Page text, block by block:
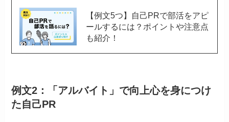
【例文5つ】自己PRで部活をアピ
ールするには？ポイントや注意点
も紹介！
例文2：「アルバイト」で向上心を身につけ
た自己PR